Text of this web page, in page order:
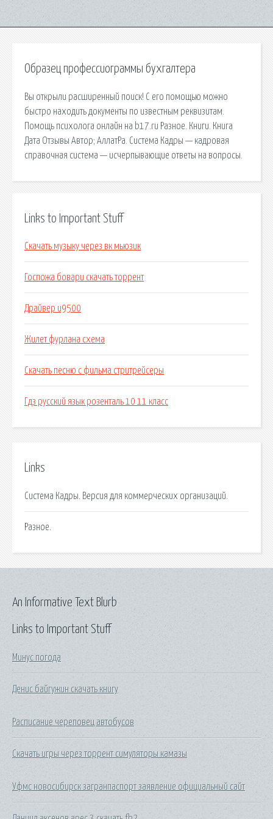
Образец профессиограммы бухгалтера
Вы открыли расширенный поиск! С его помощью можно
быстро находить документы по известным реквизитам.
Помощь психолога онлайн на b17.ru Разное. Книги. Книга
Дата Отзывы Автор; АллатРа. Система Кадры — кадровая
справочная система — исчерпывающие ответы на вопросы.
Links to Important Stuff
Скачать музыку через вк мьюзик
Госпожа бовари скачать торрент
Драйвер u9500
Жилет фурлана схема
Скачать песню с фильма стритрейсеры
Гдз русский язык розенталь 10 11 класс
Links
Система Кадры. Версия для коммерческих организаций.
Разное.
Links to Important Stuff
Минус погода
Денис байгужин скачать книгу
Расписание череповец автобусов
Скачать игры через торрент симуляторы камазы
Уфмс новосибирск загранпаспорт заявление официальный сайт
An Informative Text Blurb